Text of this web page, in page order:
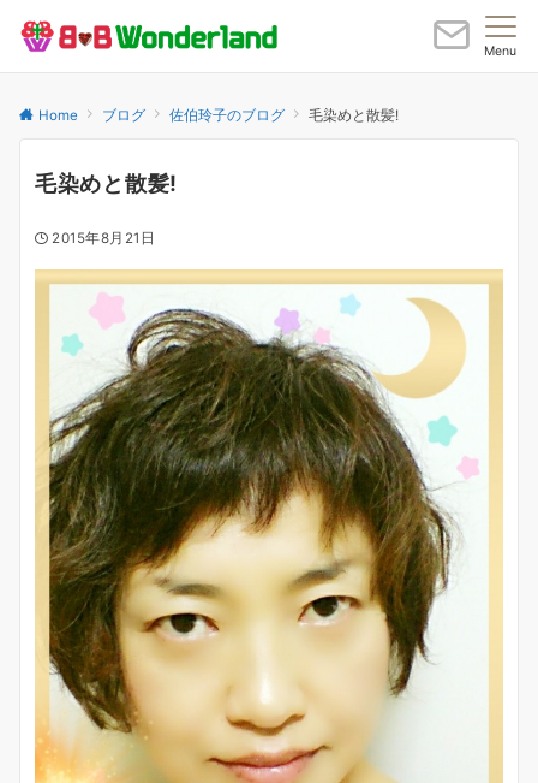
Menu
Home ブログ 佐伯玲子のブログ 毛染めと散髪!
毛染めと散髪!
2015年8月21日